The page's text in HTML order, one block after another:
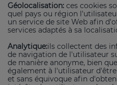
Géolocalisation: ces cookies
quel pays ou région
un service de site Web afin
services adaptés à sa
Analytique:ils collectent des
de navigation de l'utilisateur
de manière anonyme, bien
également à l'utilisateur
et sans équivoque afin